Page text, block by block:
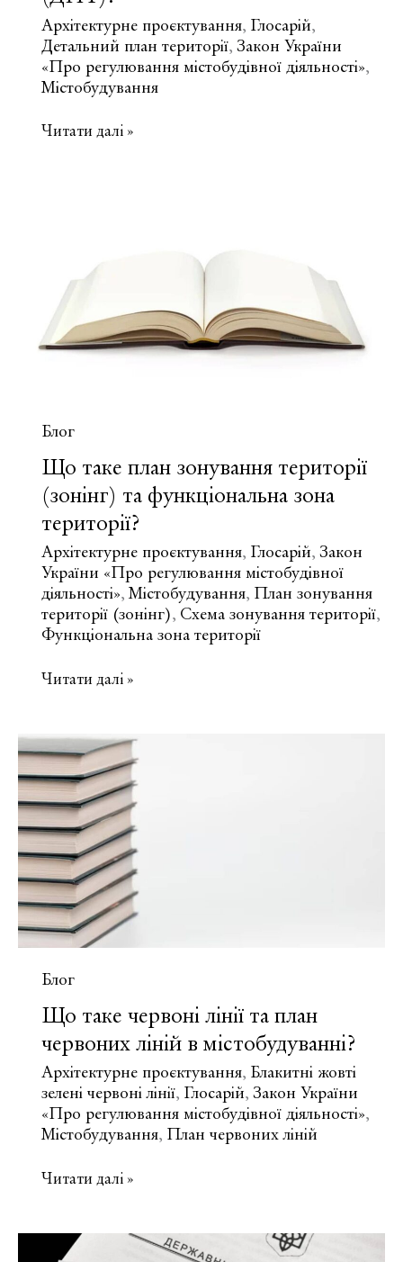
Архітектурне проєктування, Глосарій,
Детальний план території, Закон України
«Про регулювання містобудівної діяльності»,
Містобудування
Що
Читати далі »
Блог
Що таке план зонування території
(зонінг) та функціональна зона
території?
Архітектурне проєктування, Глосарій, Закон
України «Про регулювання містобудівної
діяльності»,Містобудування, План зонування
території (зонінг), Схема зонування території,
Функціональна зона території
Що
зонування
території
(зонінг)
та
функціональна
зона
території?
Читати далі »
Блог
Що таке червоні лінії та план
червоних ліній в містобудуванні?
Архітектурне проєктування, Блакитні жовті
зелені червоні лінії, Глосарій, Закон України
«Про регулювання містобудівної діяльності»,
Містобудування, План червоних ліній
Що
Читати далі »